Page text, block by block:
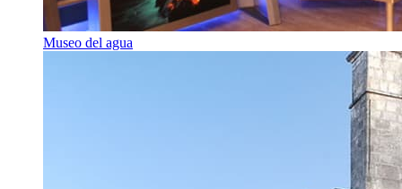
Museo del agua